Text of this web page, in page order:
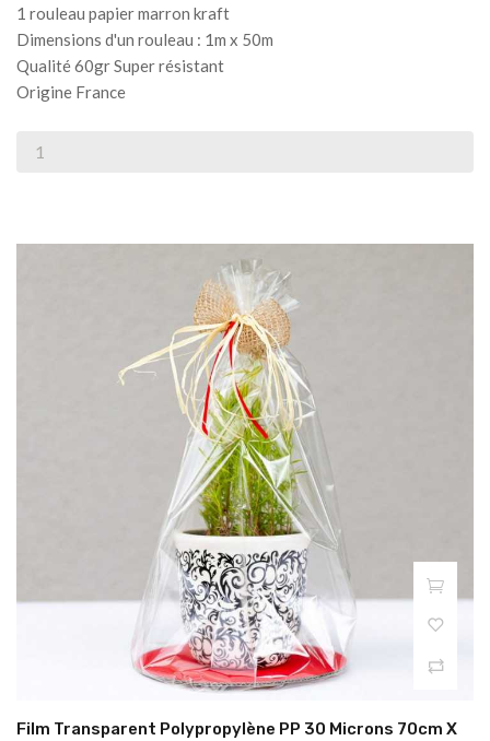
1 rouleau papier marron kraft
Dimensions d'un rouleau : 1m x 50m
Qualité 60gr Super résistant
Origine France
Film Transparent Polypropylène PP 30 Microns 70cm X